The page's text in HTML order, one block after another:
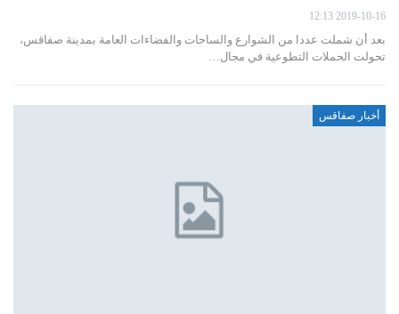
2019-10-16 12:13
بعد أن شملت عددا من الشوارع والساحات والفضاءات العامة بمدينة صفاقس،
تحولت الحملات التطوعية في مجال…
أخبار صفاقس